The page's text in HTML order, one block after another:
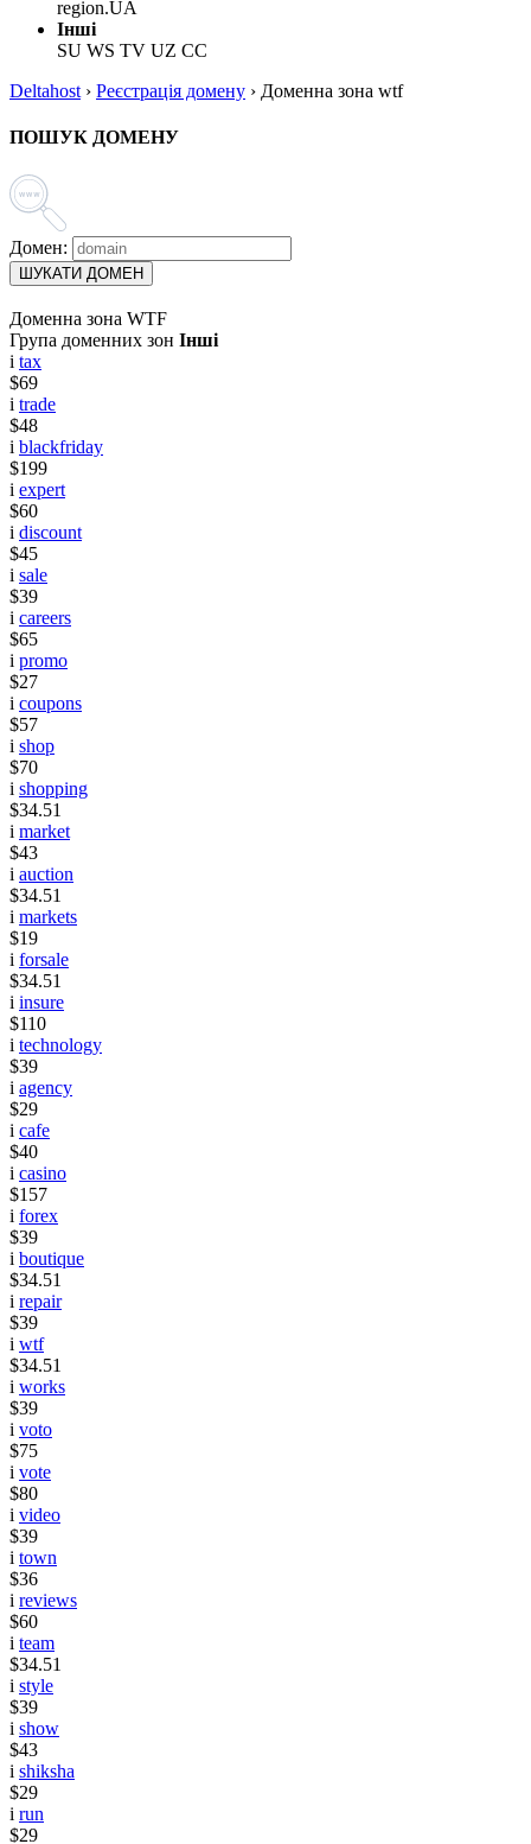
region.UA
Інші
SU WS TV UZ CC
Deltahost › Реєстрація домену › Доменна зона wtf
ПОШУК ДОМЕНУ
Домен:
ШУКАТИ ДОМЕН
Доменна зона WTF
Група доменних зон Інші
i tax
$69
i trade
$48
i blackfriday
$199
i expert
$60
i discount
$45
i sale
$39
i careers
$65
i promo
$27
i coupons
$57
i shop
$70
i shopping
$34.51
i market
$43
i auction
$34.51
i markets
$19
i forsale
$34.51
i insure
$110
i technology
$39
i agency
$29
i cafe
$40
i casino
$157
i forex
$39
i boutique
$34.51
i repair
$39
i wtf
$34.51
i works
$39
i voto
$75
i vote
$80
i video
$39
i town
$36
i reviews
$60
i team
$34.51
i style
$39
i show
$43
i shiksha
$29
i run
$29